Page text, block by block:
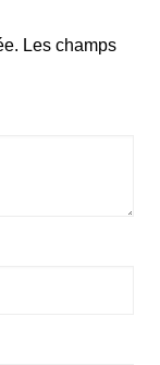
Les champs